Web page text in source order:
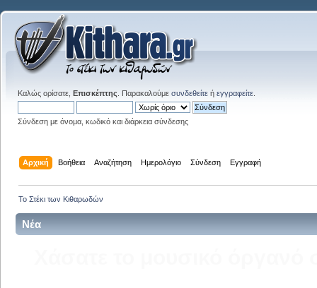
Καλώς ορίσατε, Επισκέπτης . Παρακαλούμε συνδεθείτε ή εγγραφείτε
Σύνδεση με όνομα, κωδικό και διάρκεια σύνδεσης
Αρχική Βοήθεια Αναζήτηση Ημερολόγιο Σύνδεση Εγγραφή
Το Στέκι των Κιθαρωδών
Νέα